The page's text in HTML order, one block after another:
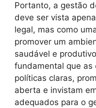
Portanto, a gestão
deve ser vista
legal, mas como
promover um
saudável e
fundamental que as
políticas claras,
aberta e invistam
adequados para o